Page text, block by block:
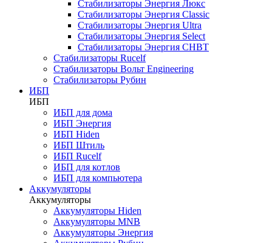
Стабилизаторы Энергия Люкс
Стабилизаторы Энергия Classic
Стабилизаторы Энергия Ultra
Стабилизаторы Энергия Select
Стабилизаторы Энергия СНВТ
Стабилизаторы Rucelf
Стабилизаторы Вольт Engineering
Стабилизаторы Рубин
ИБП
ИБП
ИБП для дома
ИБП Энергия
ИБП Hiden
ИБП Штиль
ИБП Rucelf
ИБП для котлов
ИБП для компьютера
Аккумуляторы
Аккумуляторы
Аккумуляторы Hiden
Аккумуляторы MNB
Аккумуляторы Энергия